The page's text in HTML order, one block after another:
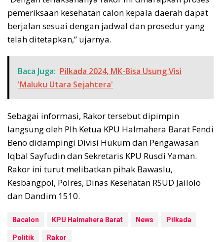
pemeriksaan kesehatan calon kepala daerah dapat
berjalan sesuai dengan jadwal dan prosedur yang
telah ditetapkan,” ujarnya.
Baca Juga: Pilkada 2024, MK-Bisa Usung Visi
'Maluku Utara Sejahtera'
Sebagai informasi, Rakor tersebut dipimpin
langsung oleh Plh Ketua KPU Halmahera Barat Fendi
Beno didampingi Divisi Hukum dan Pengawasan
Iqbal Sayfudin dan Sekretaris KPU Rusdi Yaman.
Rakor ini turut melibatkan pihak Bawaslu,
Kesbangpol, Polres, Dinas Kesehatan RSUD Jailolo
dan Dandim 1510.
Bacalon KPU Halmahera Barat News Pilkada
Politik Rakor